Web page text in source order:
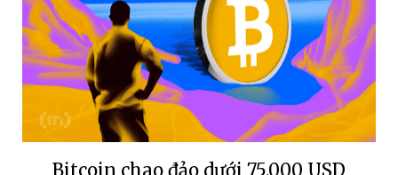
Bitcoin chao đảo dưới 75.000 USD